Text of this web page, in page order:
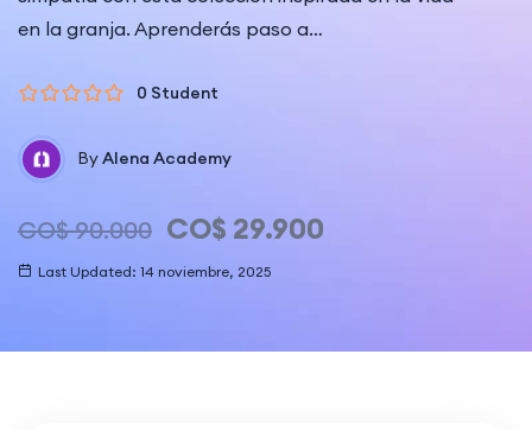
en la granja. Aprenderás paso a…
0 Student
ByAlena Academy
CO$90.000 CO$ 29.900
Last Updated: 14 noviembre, 2025